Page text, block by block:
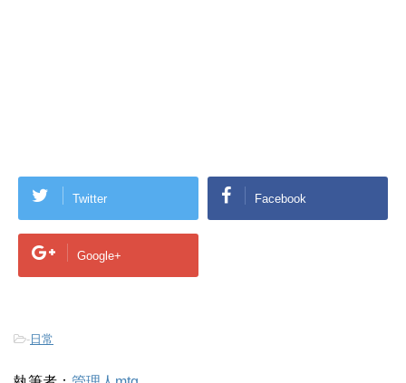
Twitter Facebook
Google+
- 日常